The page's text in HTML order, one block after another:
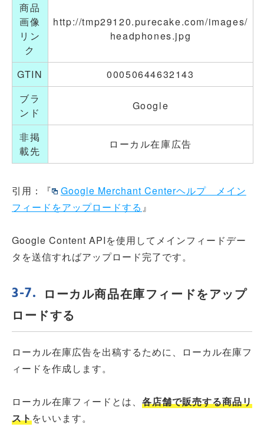
商品
画像
リン
ク
http://tmp29120.purecake.com/images/
headphones.jpg
GTIN
00050644632143
ブラ
ンド
Google
非掲
載先
ローカル在庫広告
引用：『
Google Merchant Centerヘルプ メイン
フィードをアップロードする 』
Google Content APIを使用してメインフィードデー
タを送信すればアップロード完了です。
ローカル商品在庫フィードをアップ
ロードする
ローカル在庫広告を出稿するために、ローカル在庫フ
ィードを作成します。
ローカル在庫フィードとは、 各店舗で販売する商品リ
ストをいいます。